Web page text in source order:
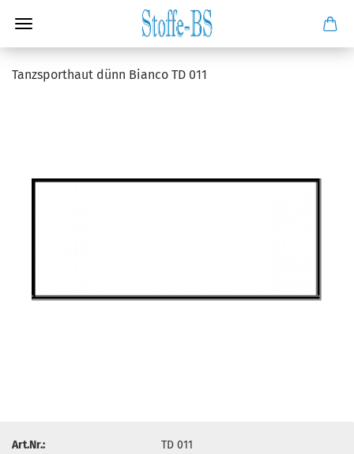
Tanzsporthaut dünn Bianco TD 011
Art.Nr.:
TD 011